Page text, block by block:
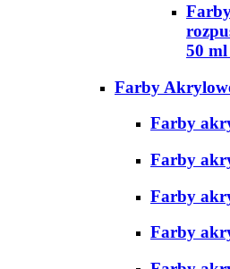
50
Farby
Farby
Farby
Farby
Farby